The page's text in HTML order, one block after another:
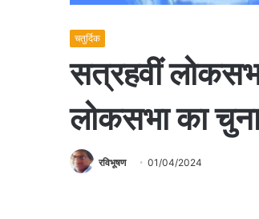
चतुर्दिक
सत्रहवीं
लोकसभा का
रविभूषण 01/04/2024